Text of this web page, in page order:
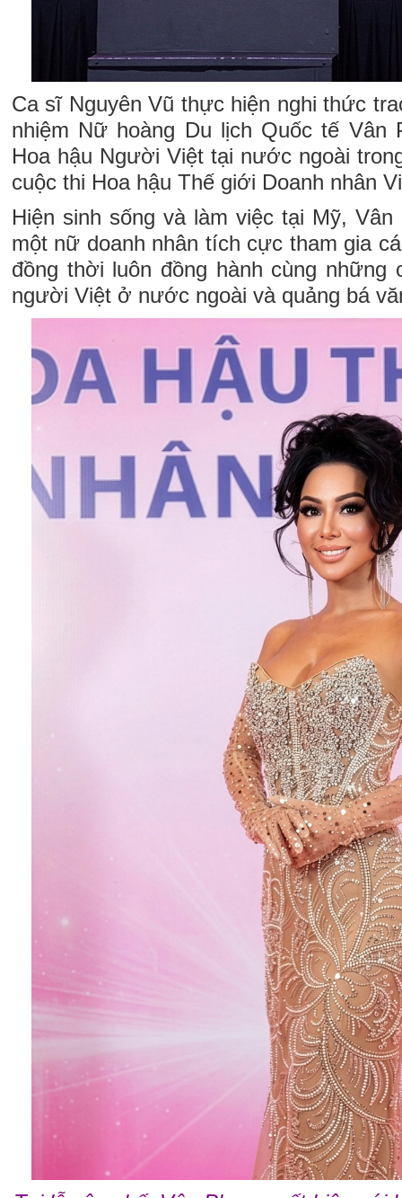
Ca sĩ Nguyên Vũ thực hiện nghi thức
nhiệm Nữ hoàng Du lịch Quốc tế
Hoa hậu Người Việt tại nước ngoài
cuộc thi Hoa hậu Thế giới Doanh nhân
Hiện sinh sống và làm việc tại Mỹ,
một nữ doanh nhân tích cực tham gia
đồng thời luôn đồng hành cùng
người Việt ở nước ngoài và quảng bá